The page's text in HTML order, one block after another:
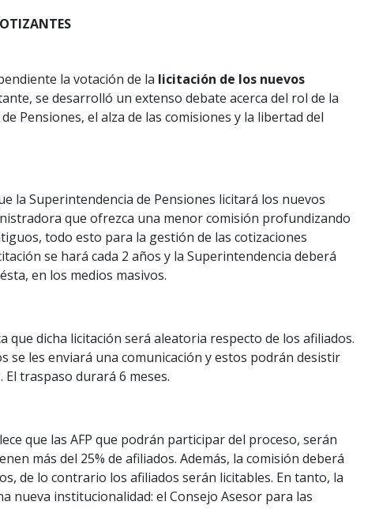
la votación de la licitación de los nuevos
se desarrolló un extenso debate acerca del rol de la
Pensiones, el alza de las comisiones y la libertad del
la Superintendencia de Pensiones licitará los nuevos
que ofrezca una menor comisión profundizando
todo esto para la gestión de las cotizaciones
se hará cada 2 años y la Superintendencia deberá
en los medios masivos.
que dicha licitación será aleatoria respecto de los afiliados.
se les enviará una comunicación y estos podrán desistir
El traspaso durará 6 meses.
que las AFP que podrán participar del proceso, serán
más del 25% de afiliados. Además, la comisión deberá
de lo contrario los afiliados serán licitables. En tanto, la
nueva institucionalidad: el Consejo Asesor para las